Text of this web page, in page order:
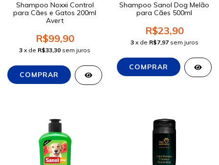
Shampoo Noxxi Control
para Cães e Gatos 200ml
Avert
R$99,90
3 x de R$33,30 sem juros
Shampoo Sanol Dog Melão
para Cães 500ml
R$23,90
3 x de R$7,97 sem juros